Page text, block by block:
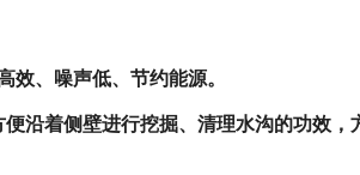
、噪声低、节约能源。
沿着侧壁进行挖掘、清理水沟的功效，